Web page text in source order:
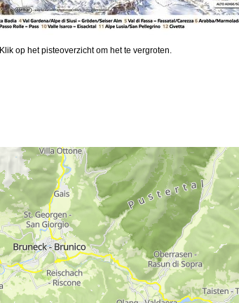
Klik op het pisteoverzicht om het te vergroten.